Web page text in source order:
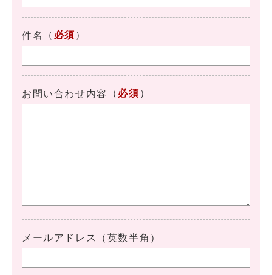
件名 （ 必須 ）
お問い合わせ内容 （ 必須 ）
メールアドレス（英数半角）